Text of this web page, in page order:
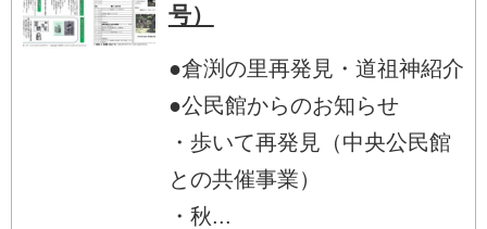
号）
●倉渕の里再発見・道祖神紹介
●公民館からのお知らせ
・歩いて再発見（中央公民館
との共催事業）
・秋...